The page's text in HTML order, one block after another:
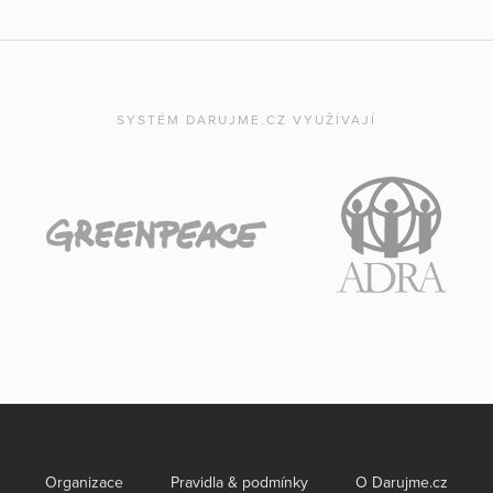
SYSTÉM DARUJME.CZ VYUŽÍVAJÍ
Organizace Pravidla & podmínky O Darujme.cz